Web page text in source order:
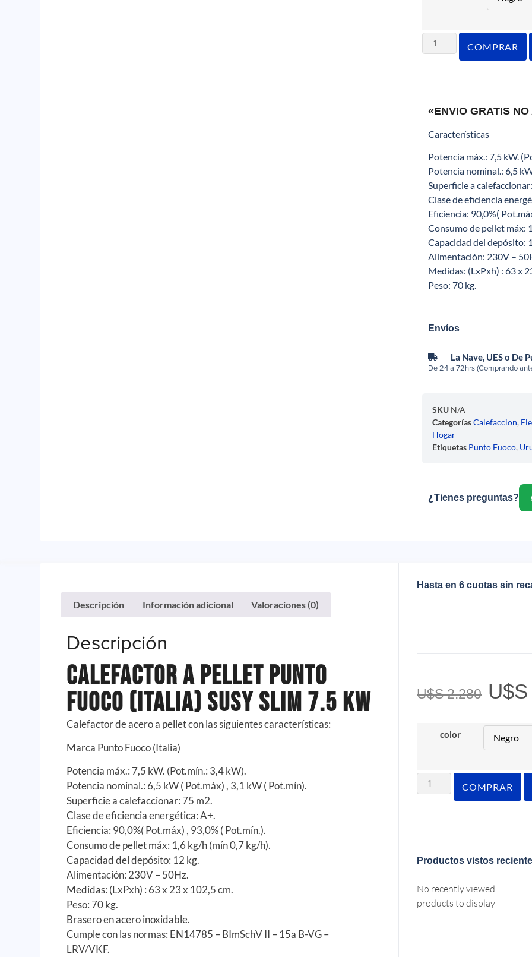
COMPRAR
«ENVIO GRATIS
Características
Potencia máx.: 7,5 kW.
Potencia nominal.: 6,5
Superficie a
Clase de eficiencia
Eficiencia: 90,0%(
Consumo de pellet máx:
Capacidad del depósito:
Alimentación: 230V –
Medidas: (LxPxh) : 63 x
Peso: 70 kg.
Envíos
La Nave, UES o De
De 24 a 72hrs (Comprando
SKU N/A
CategoríasCalefaccion,
Hogar
Etiquetas Punto Fuoco,
¿Tienes preguntas?
Descripción Información adicional Valoraciones (0)
Descripción
Calefactor a Pellet Punto
Fuoco (Italia) Susy Slim 7.5 kW
Calefactor de acero a pellet con las siguientes características:
Marca Punto Fuoco (Italia)
Potencia máx.: 7,5 kW. (Pot.mín.: 3,4 kW).
Potencia nominal.: 6,5 kW ( Pot.máx) , 3,1 kW ( Pot.mín).
Superficie a calefaccionar: 75 m2.
Clase de eficiencia energética: A+.
Eficiencia: 90,0%( Pot.máx) , 93,0% ( Pot.mín.).
Consumo de pellet máx: 1,6 kg/h (mín 0,7 kg/h).
Capacidad del depósito: 12 kg.
Alimentación: 230V – 50Hz.
Medidas: (LxPxh) : 63 x 23 x 102,5 cm.
Peso: 70 kg.
Brasero en acero inoxidable.
Cumple con las normas: EN14785 – BImSchV II – 15a B-VG –
LRV/VKF.
Hasta en 6 cuotas sin
U$S2.280 U$S
color
COMPRAR
Productos vistos
No recently viewed
products to display